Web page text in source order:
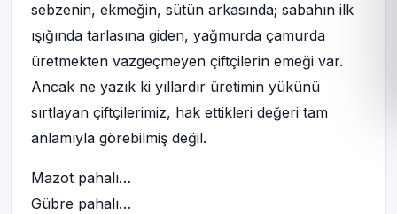
sebzenin, ekmeğin, sütün arkasında; sabahın ilk
ışığında tarlasına giden, yağmurda çamurda
üretmekten vazgeçmeyen çiftçilerin emeği var.
Ancak ne yazık ki yıllardır üretimin yükünü
sırtlayan çiftçilerimiz, hak ettikleri değeri tam
anlamıyla görebilmiş değil.
Mazot pahalı…
Gübre pahalı…